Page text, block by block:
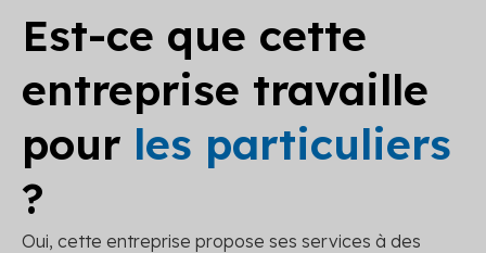
Est-ce que cette
entreprise travaille
pour les particuliers
?
Oui, cette entreprise propose ses services à des